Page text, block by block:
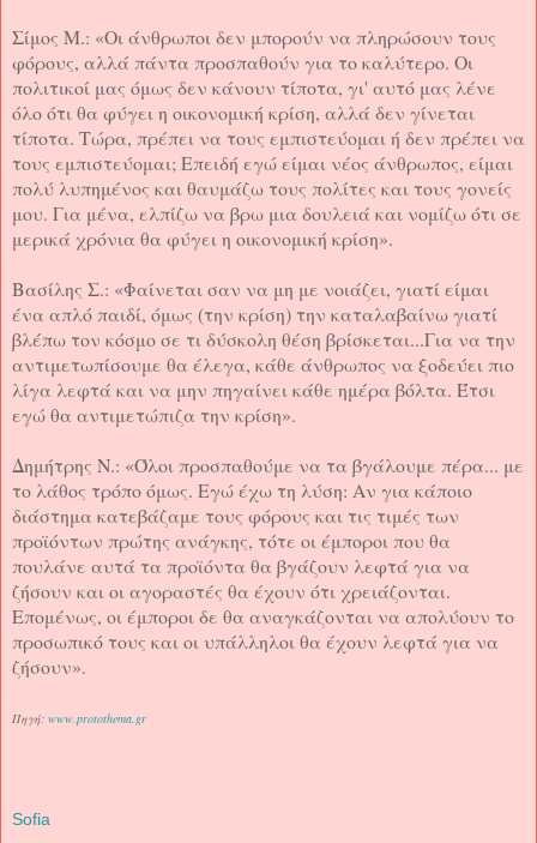
Σίμος Μ.: «Οι άνθρωποι δεν μπορούν να πληρώσουν τους
φόρους, αλλά πάντα προσπαθούν για το καλύτερο. Οι
πολιτικοί μας όμως δεν κάνουν τίποτα, γι' αυτό μας λένε
όλο ότι θα φύγει η οικονομική κρίση, αλλά δεν γίνεται
τίποτα. Τώρα, πρέπει να τους εμπιστεύομαι ή δεν πρέπει να
τους εμπιστεύομαι; Επειδή εγώ είμαι νέος άνθρωπος, είμαι
πολύ λυπημένος και θαυμάζω τους πολίτες και τους γονείς
μου. Για μένα, ελπίζω να βρω μια δουλειά και νομίζω ότι σε
μερικά χρόνια θα φύγει η οικονομική κρίση».
Βασίλης Σ.: «Φαίνεται σαν να μη με νοιάζει, γιατί είμαι
ένα απλό παιδί, όμως (την κρίση) την καταλαβαίνω γιατί
βλέπω τον κόσμο σε τι δύσκολη θέση βρίσκεται...Για να την
αντιμετωπίσουμε θα έλεγα, κάθε άνθρωπος να ξοδεύει πιο
λίγα λεφτά και να μην πηγαίνει κάθε ημέρα βόλτα. Έτσι
εγώ θα αντιμετώπιζα την κρίση».
Δημήτρης Ν.: «Όλοι προσπαθούμε να τα βγάλουμε πέρα... με
το λάθος τρόπο όμως. Εγώ έχω τη λύση: Αν για κάποιο
διάστημα κατεβάζαμε τους φόρους και τις τιμές των
προϊόντων πρώτης ανάγκης, τότε οι έμποροι που θα
πουλάνε αυτά τα προϊόντα θα βγάζουν λεφτά για να
ζήσουν και οι αγοραστές θα έχουν ότι χρειάζονται.
Επομένως, οι έμποροι δε θα αναγκάζονται να απολύουν το
προσωπικό τους και οι υπάλληλοι θα έχουν λεφτά για να
ζήσουν».
Πηγή: www.protothema.gr
Sofia